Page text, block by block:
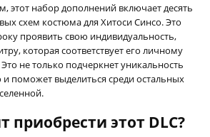
этот набор дополнений включает десять
схем костюма для Хитоси Синсо. Это
проявить свою индивидуальность,
которая соответствует его личному
не только подчеркнет уникальность
поможет выделиться среди остальных
приобрести этот DLC?